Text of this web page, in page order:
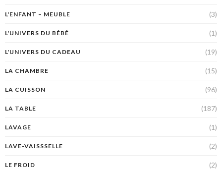
L'ENFANT – MEUBLE (3)
L'UNIVERS DU BÉBÉ (1)
L'UNIVERS DU CADEAU (19)
LA CHAMBRE (15)
LA CUISSON (96)
LA TABLE (187)
LAVAGE (1)
LAVE-VAISSSELLE (2)
LE FROID (2)